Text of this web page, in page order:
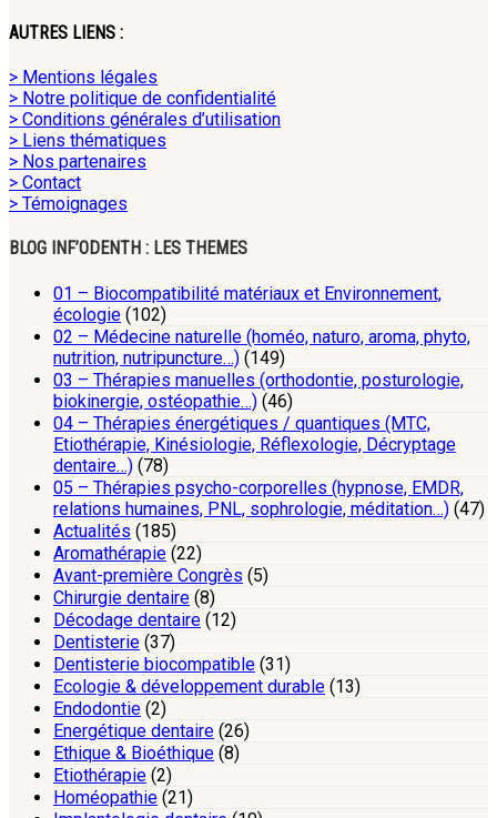
AUTRES LIENS :
> Mentions légales
> Notre politique de confidentialité
> Conditions générales d’utilisation
> Liens thématiques
> Nos partenaires
> Contact
> Témoignages
BLOG INF’ODENTH : LES THEMES
01 – Biocompatibilité matériaux et Environnement,
écologie (102)
02 – Médecine naturelle (homéo, naturo, aroma, phyto,
nutrition, nutripuncture…) (149)
03 – Thérapies manuelles (orthodontie, posturologie,
biokinergie, ostéopathie…) (46)
04 – Thérapies énergétiques / quantiques (MTC,
Etiothérapie, Kinésiologie, Réflexologie, Décryptage
dentaire…) (78)
05 – Thérapies psycho-corporelles (hypnose, EMDR,
relations humaines, PNL, sophrologie, méditation…) (47)
Actualités (185)
Aromathérapie (22)
Avant-première Congrès (5)
Chirurgie dentaire (8)
Décodage dentaire (12)
Dentisterie (37)
Dentisterie biocompatible (31)
Ecologie & développement durable (13)
Endodontie (2)
Energétique dentaire (26)
Ethique & Bioéthique (8)
Etiothérapie (2)
Homéopathie (21)